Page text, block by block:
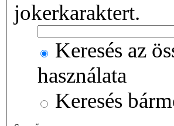
jokerkaraktert.
Keresés az
használata
Keresés